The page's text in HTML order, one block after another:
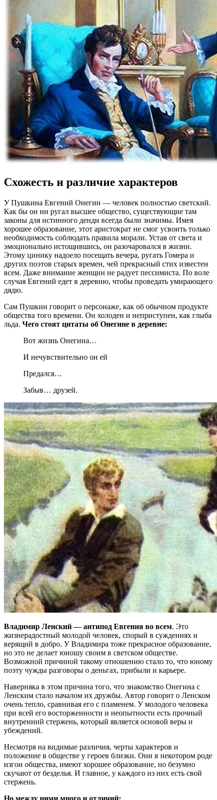
Схожесть и различие характеров
У Пушкина Евгений Онегин — человек полностью светский.
Как бы он ни ругал высшее общество, существующие там
законы для истинного денди всегда были значимы. Имея
хорошее образование, этот аристократ не смог усвоить только
необходимость соблюдать правила морали. Устав от света и
эмоционально истощившись, он разочаровался в жизни.
Этому цинику надоело посещать вечера, ругать Гомера и
других поэтов старых времен, чей прекрасный стих известен
всем. Даже внимание женщин не радует пессимиста. По воле
случая Евгений едет в деревню, чтобы проведать умирающего
дядю.
Сам Пушкин говорит о персонаже, как об обычном продукте
общества того времени. Он холоден и неприступен, как глыба
льда. Чего стоят цитаты об Онегине в деревне:
Вот жизнь Онегина…
И нечувствительно он ей
Предался…
Забыв… друзей.
Владимир Ленский — антипод Евгения во всем. Это
жизнерадостный молодой человек, спорый в суждениях и
верящий в добро. У Владимира тоже прекрасное образование,
но это не делает юношу своим в светском обществе.
Возможной причиной такому отношению стало то, что юному
поэту чужды разговоры о деньгах, прибыли и карьере.
Наверняка в этом причина того, что знакомство Онегина с
Ленским стало началом их дружбы. Автор говорит о Ленском
очень тепло, сравнивая его с пламенем. У молодого человека
при всей его восторженности и неопытности есть прочный
внутренний стержень, который является основой веры и
убеждений.
Несмотря на видимые различия, черты характеров и
положение в обществе у героев близки. Они в некотором роде
изгои общества, имеют хорошее образование, но безумно
скучают от безделья. И главное, у каждого из них есть свой
стержень.
Но между ними много и отличий: